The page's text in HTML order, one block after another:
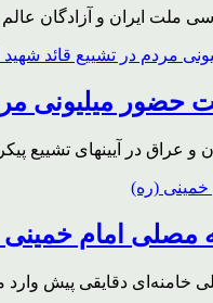
ملت ایران و آزادگان
حضور میلیونی
و عراق در آیینهای تشییع
مصلی امام
خامنه‌ای دقایقی پیش